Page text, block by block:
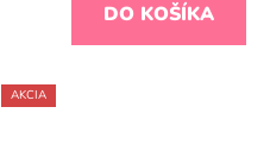
DO KOŠÍKA
AKCIA